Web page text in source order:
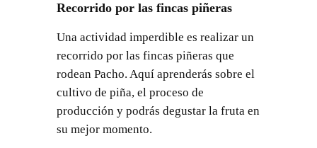
Recorrido por las fincas piñeras
Una actividad imperdible es realizar un
recorrido por las fincas piñeras que
rodean Pacho. Aquí aprenderás sobre el
cultivo de piña, el proceso de
producción y podrás degustar la fruta en
su mejor momento.